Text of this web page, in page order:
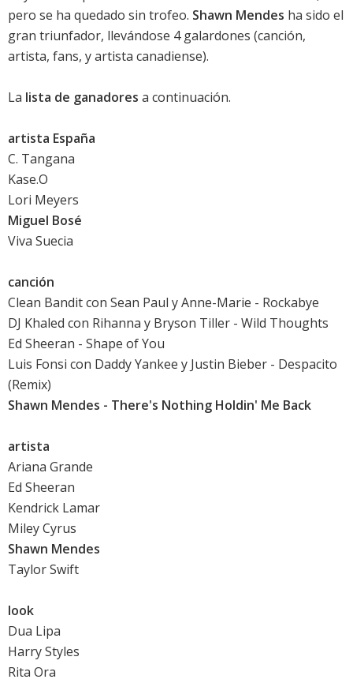
pero se ha quedado sin trofeo. Shawn Mendes ha sido el
gran triunfador, llevándose 4 galardones (canción,
artista, fans, y artista canadiense).
La lista de ganadores a continuación.
artista España
C. Tangana
Kase.O
Lori Meyers
Miguel Bosé
Viva Suecia
canción
Clean Bandit con Sean Paul y Anne-Marie - Rockabye
DJ Khaled con Rihanna y Bryson Tiller - Wild Thoughts
Ed Sheeran - Shape of You
Luis Fonsi con Daddy Yankee y Justin Bieber - Despacito
(Remix)
Shawn Mendes - There's Nothing Holdin' Me Back
artista
Ariana Grande
Ed Sheeran
Kendrick Lamar
Miley Cyrus
Shawn Mendes
Taylor Swift
look
Dua Lipa
Harry Styles
Rita Ora